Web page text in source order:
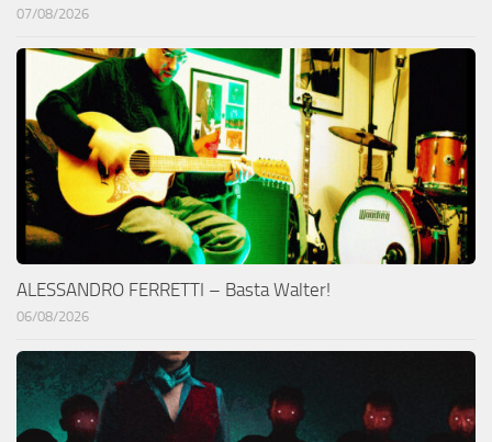
07/08/2026
ALESSANDRO FERRETTI – Basta Walter!
06/08/2026